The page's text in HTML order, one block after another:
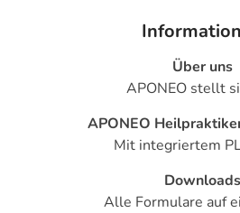
Über uns
APONEO stellt
APONEO
Mit integriertem
Downloads
Alle Formulare auf